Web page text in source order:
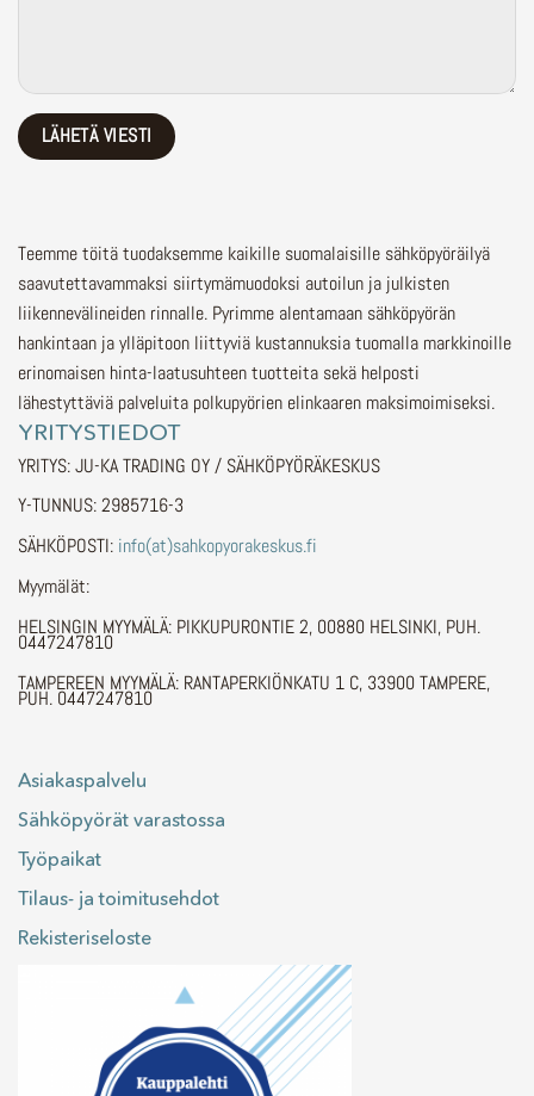
Teemme töitä tuodaksemme kaikille suomalaisille sähköpyöräilyä
saavutettavammaksi siirtymämuodoksi autoilun ja julkisten
liikennevälineiden rinnalle. Pyrimme alentamaan sähköpyörän
hankintaan ja ylläpitoon liittyviä kustannuksia tuomalla markkinoille
erinomaisen hinta-laatusuhteen tuotteita sekä helposti
lähestyttäviä palveluita polkupyörien elinkaaren maksimoimiseksi.
YRITYSTIEDOT
YRITYS: JU-KA TRADING OY / SÄHKÖPYÖRÄKESKUS
Y-TUNNUS: 2985716-3
SÄHKÖPOSTI: info(at)sahkopyorakeskus.fi
Myymälät:
HELSINGIN MYYMÄLÄ: PIKKUPURONTIE 2, 00880 HELSINKI, PUH.
0447247810
TAMPEREEN MYYMÄLÄ: RANTAPERKIÖNKATU 1 C, 33900 TAMPERE,
PUH. 0447247810
Asiakaspalvelu
Sähköpyörät varastossa
Työpaikat
Tilaus- ja toimitusehdot
Rekisteriseloste